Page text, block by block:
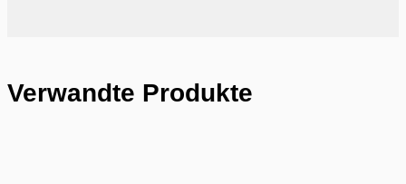
Verwandte Produkte